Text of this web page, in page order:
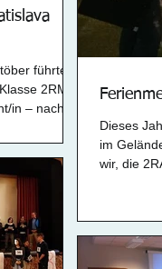
führte
2RM –
in – nach
Dieses
im
wir, die